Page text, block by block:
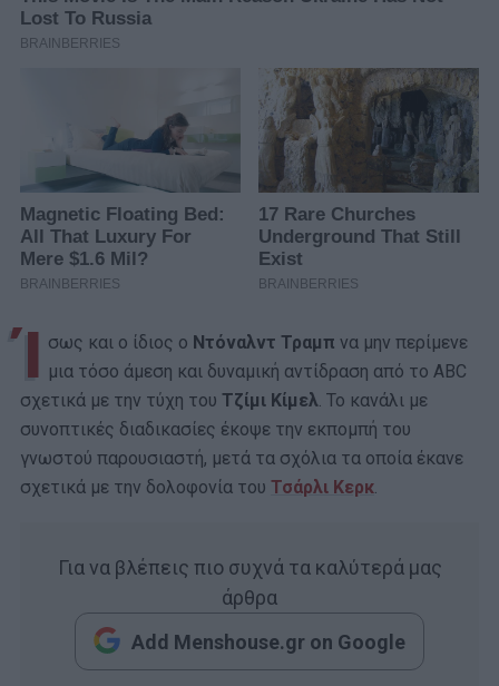
Ί σως και ο ίδιος ο Ντόναλντ Τραμπ να μην περίμενε
μια τόσο άμεση και δυναμική αντίδραση από το ABC
σχετικά με την τύχη του Τζίμι Κίμελ . Το κανάλι με
συνοπτικές διαδικασίες έκοψε την εκπομπή του
γνωστού παρουσιαστή, μετά τα σχόλια τα οποία έκανε
σχετικά με την δολοφονία του Τσάρλι Κερκ
Για να βλέπεις πιο συχνά τα καλύτερά μας
άρθρα
Add Menshouse.gr on Google